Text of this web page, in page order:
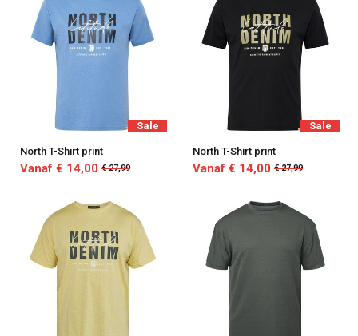
Sale
North T-Shirt print
Vanaf € 14,00 € 27,99
Sale
North T-Shirt print
Vanaf € 14,00 € 27,99